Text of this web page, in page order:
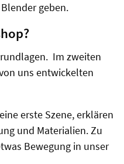
geben.
Im zweiten
uns entwickelten
erste Szene, erklären
und Materialien. Zu
Bewegung in unser